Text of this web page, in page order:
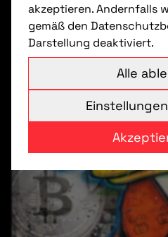
akzeptieren. Andernfalls
gemäß den
Darstellung deaktiviert.
Alle